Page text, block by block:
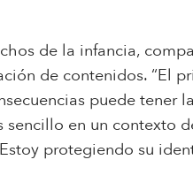
de la infancia,
de contenidos. “El
puede tener
en un contexto
protegiendo su